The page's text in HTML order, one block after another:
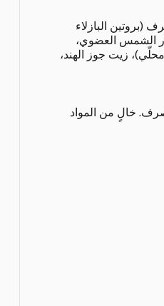
(بروتين البازلاء
الشمس العضوي،
زيت جوز الهند،
خالٍ من المواد